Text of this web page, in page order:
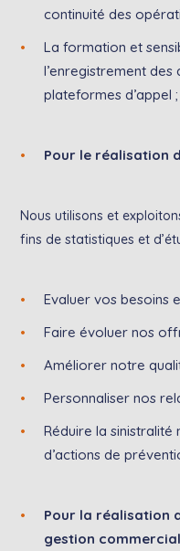
continuité des
La formation et
l’enregistrement
plateformes d’appel ;
Pour le réalisation
Nous utilisons et
fins de statistiques et
Evaluer vos besoins
Faire évoluer nos
Améliorer notre
Personnaliser nos
Réduire la
d’actions de
Pour la réalisation
gestion